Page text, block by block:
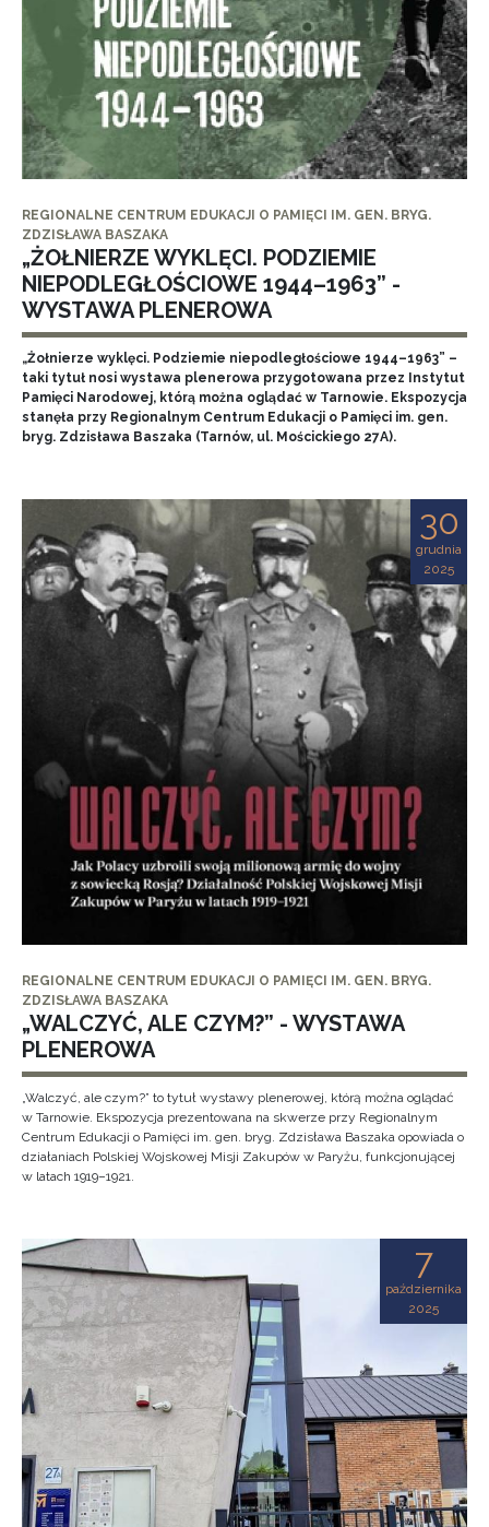
REGIONALNE CENTRUM EDUKACJI O PAMIĘCI IM. GEN. BRYG.
ZDZISŁAWA BASZAKA
„ŻOŁNIERZE WYKLĘCI. PODZIEMIE
NIEPODLEGŁOŚCIOWE 1944–1963” -
WYSTAWA PLENEROWA
„Żołnierze wyklęci. Podziemie niepodległościowe 1944–1963” –
taki tytuł nosi wystawa plenerowa przygotowana przez Instytut
Pamięci Narodowej, którą można oglądać w Tarnowie. Ekspozycja
stanęła przy Regionalnym Centrum Edukacji o Pamięci im. gen.
bryg. Zdzisława Baszaka (Tarnów, ul. Mościckiego 27A).
30
grudnia
2025
REGIONALNE CENTRUM EDUKACJI O PAMIĘCI IM. GEN. BRYG.
ZDZISŁAWA BASZAKA
„WALCZYĆ, ALE CZYM?” - WYSTAWA
PLENEROWA
„Walczyć, ale czym?” to tytuł wystawy plenerowej, którą można oglądać
w Tarnowie. Ekspozycja prezentowana na skwerze przy Regionalnym
Centrum Edukacji o Pamięci im. gen. bryg. Zdzisława Baszaka opowiada o
działaniach Polskiej Wojskowej Misji Zakupów w Paryżu, funkcjonującej
w latach 1919–1921.
7
października
2025